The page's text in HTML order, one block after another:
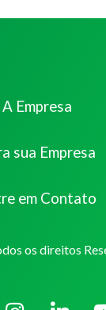
A Empresa
sua Empresa
em Contato
os direitos